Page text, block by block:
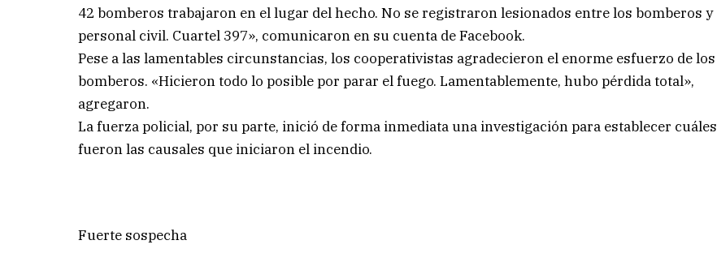
42 bomberos trabajaron en el lugar del hecho. No se registraron lesionados entre los bomberos y
personal civil. Cuartel 397», comunicaron en su cuenta de Facebook.
Pese a las lamentables circunstancias, los cooperativistas agradecieron el enorme esfuerzo de los
bomberos. «Hicieron todo lo posible por parar el fuego. Lamentablemente, hubo pérdida total»,
agregaron.
La fuerza policial, por su parte, inició de forma inmediata una investigación para establecer cuáles
fueron las causales que iniciaron el incendio.
Fuerte sospecha